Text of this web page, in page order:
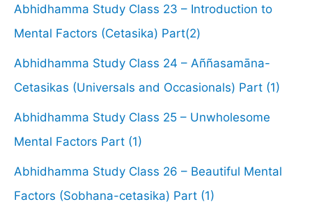
Abhidhamma Study Class 23 – Introduction to
Mental Factors (Cetasika) Part(2)
Abhidhamma Study Class 24 – Aññasamāna-
Cetasikas (Universals and Occasionals) Part (1)
Abhidhamma Study Class 25 – Unwholesome
Mental Factors Part (1)
Abhidhamma Study Class 26 – Beautiful Mental
Factors (Sobhana-cetasika) Part (1)